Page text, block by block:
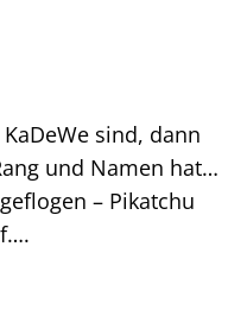
sind, dann
und Namen hat…
– Pikatchu